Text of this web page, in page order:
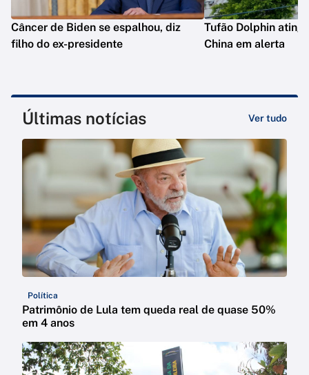
Câncer de Biden se espalhou, diz
filho do ex-presidente
Tufão Dolphin
China em alerta
Últimas notícias Ver tudo
Política
Patrimônio de Lula tem queda real de quase 50%
em 4 anos